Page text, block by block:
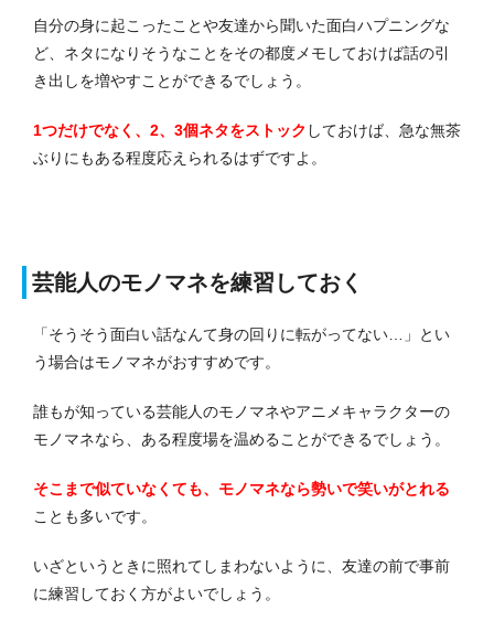
自分の身に起こったことや友達から聞いた面白ハプニングな
ど、ネタになりそうなことをその都度メモしておけば話の引
き出しを増やすことができるでしょう。
1つだけでなく、2、3個ネタをストック しておけば、急な無茶
ぶりにもある程度応えられるはずですよ。
芸能人のモノマネを練習しておく
「そうそう面白い話なんて身の回りに転がってない…」とい
う場合はモノマネがおすすめです。
誰もが知っている芸能人のモノマネやアニメキャラクターの
モノマネなら、ある程度場を温めることができるでしょう。
そこまで似ていなくても、モノマネなら勢いで笑いがとれる
ことも多いです。
いざというときに照れてしまわないように、友達の前で事前
に練習しておく方がよいでしょう。